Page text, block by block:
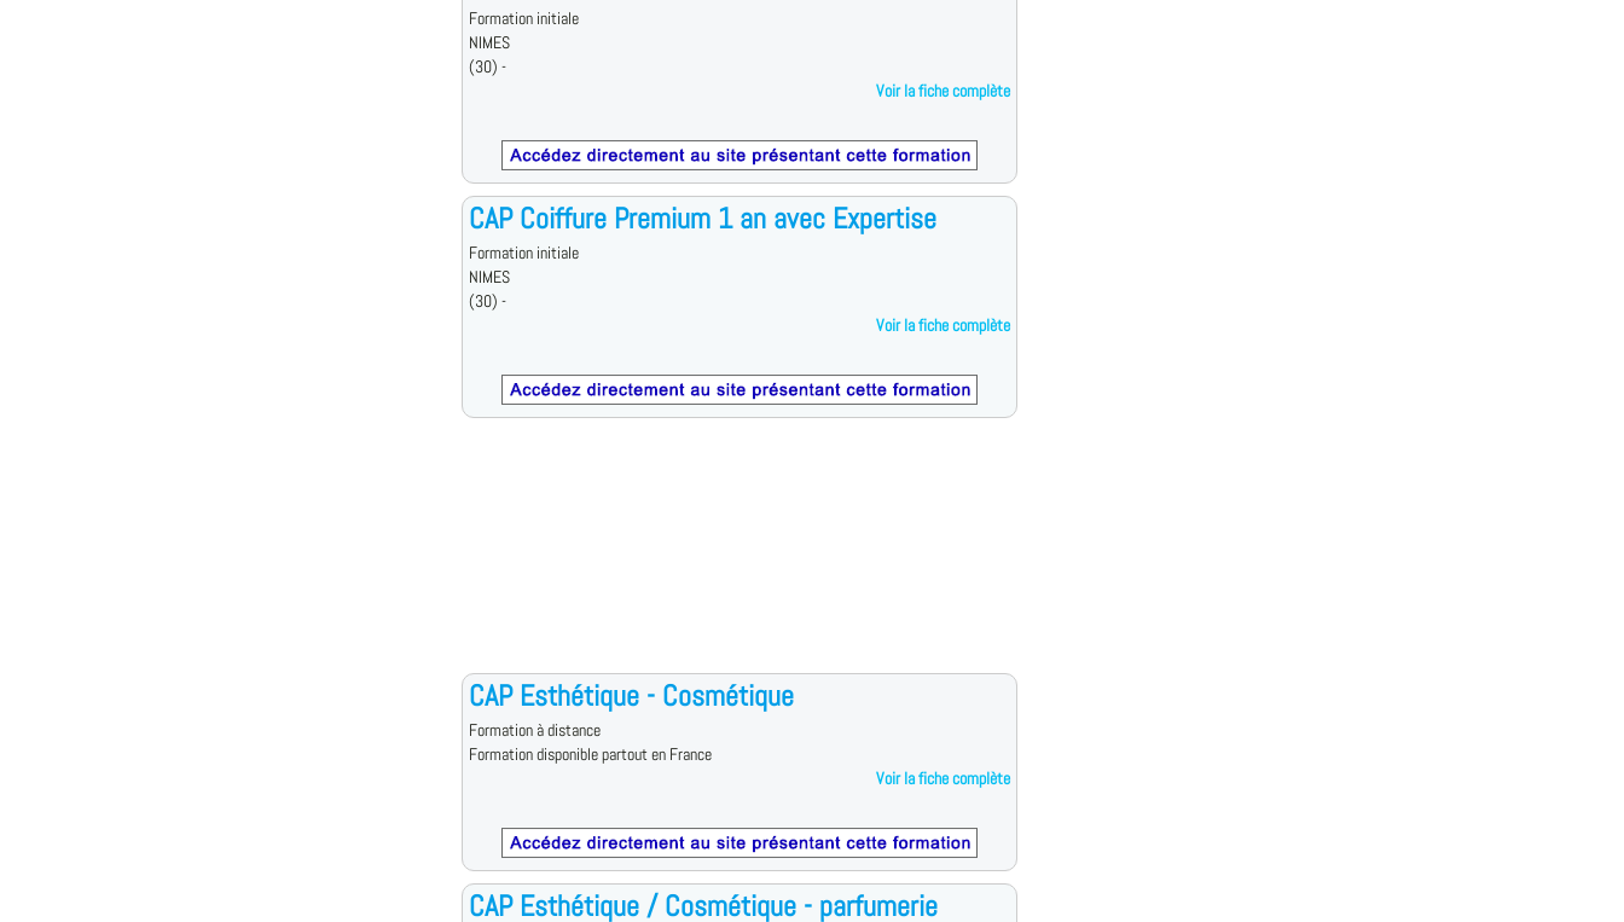
Formation initiale
NIMES
(30) -
Voir la fiche complète
CAP Coiffure Premium 1 an avec Expertise
Formation initiale
NIMES
(30) -
Voir la fiche complète
CAP Esthétique - Cosmétique
Formation à distance
Formation disponible partout en France
Voir la fiche complète
CAP Esthétique / Cosmétique - parfumerie